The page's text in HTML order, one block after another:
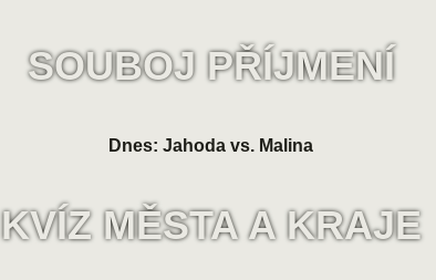
SOUBOJ PŘÍJMENÍ
Dnes: Jahoda vs. Malina
KVÍZ MĚSTA A KRAJE